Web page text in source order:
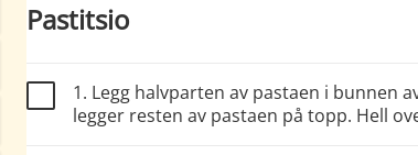
Pastitsio
1. Legg halvparten av pastaen i bunnen
legger resten av pastaen på topp. Hell